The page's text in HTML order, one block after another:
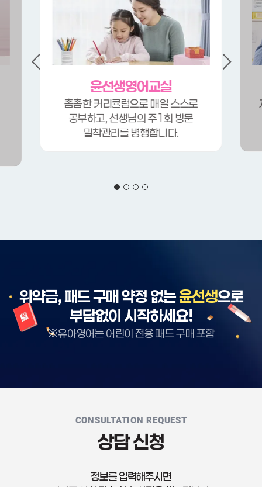
윤선생영어교실
촘촘한 커리큘럼으로 매일 스스로
공부하고,선생님의 주1회 방문
밀착관리를 병행합니다.
위약금, 패드 구매 약정 없는윤선생으로
부담없이 시작하세요!
※유아영어는 어린이 전용 패드 구매 포함
CONSULTATION REQUEST
상담 신청
정보를 입력해주시면